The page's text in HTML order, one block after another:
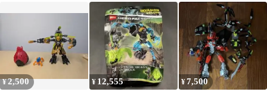
パーツ
¥2,500 ¥ 12,555 ¥7,500